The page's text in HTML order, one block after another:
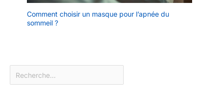
Comment choisir un masque pour l’apnée du
sommeil ?